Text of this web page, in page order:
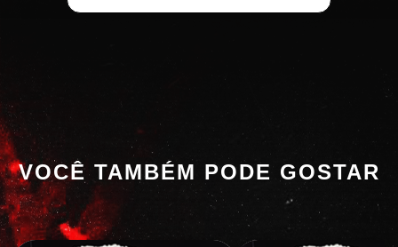
VOCÊ TAMBÉM PODE GOSTAR